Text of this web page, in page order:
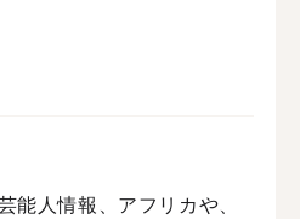
能人情報、アフリカや、